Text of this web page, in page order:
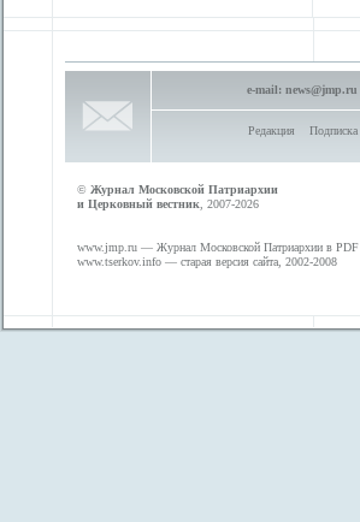
e-mail: news@jmp.ru
Редакция Подписка
© Журнал Московской Патриархии
и Церковный вестник , 2007-2026
www.jmp.ru — Журнал Московской Патриархии в PDF
www.tserkov.info — старая версия сайта, 2002-2008